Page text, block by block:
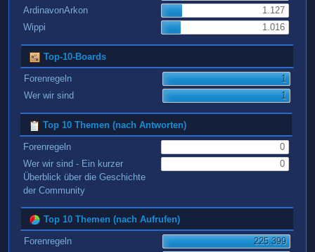
ArdinavonArkon
1.127
Wippi
1.016
Top-10-Boards
Forenregeln
1
Wer wir sind
1
Top 10 Themen (nach Antworten)
Forenregeln
0
Wer wir sind - Ein kurzer
Überblick über die Geschichte
der Community
0
Top 10 Themen (nach Aufrufen)
Forenregeln
225.399